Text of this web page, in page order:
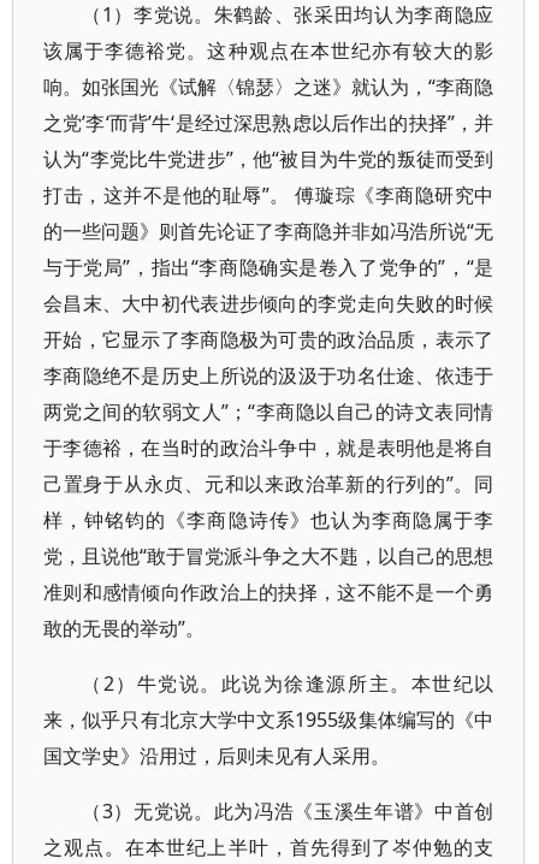
（1）李党说。朱鹤龄、张采田均认为李商隐应
该属于李德裕党。这种观点在本世纪亦有较大的影
响。如张国光《试解〈锦瑟〉之迷》就认为，“李商隐
之党’李‘而背’牛‘是经过深思熟虑以后作出的抉择”，并
认为“李党比牛党进步”，他“被目为牛党的叛徒而受到
打击，这并不是他的耻辱”。 傅璇琮《李商隐研究中
的一些问题》则首先论证了李商隐并非如冯浩所说“无
与于党局”，指出“李商隐确实是卷入了党争的”，“是
会昌末、大中初代表进步倾向的李党走向失败的时候
开始，它显示了李商隐极为可贵的政治品质，表示了
李商隐绝不是历史上所说的汲汲于功名仕途、依违于
两党之间的软弱文人”；“李商隐以自己的诗文表同情
于李德裕，在当时的政治斗争中，就是表明他是将自
己置身于从永贞、元和以来政治革新的行列的”。同
样，钟铭钧的《李商隐诗传》也认为李商隐属于李
党，且说他“敢于冒党派斗争之大不韪，以自己的思想
准则和感情倾向作政治上的抉择，这不能不是一个勇
敢的无畏的举动”。
（2）牛党说。此说为徐逢源所主。本世纪以
来，似乎只有北京大学中文系1955级集体编写的《中
国文学史》沿用过，后则未见有人采用。
（3）无党说。此为冯浩《玉溪生年谱》中首创
之观点。在本世纪上半叶，首先得到了岑仲勉的支